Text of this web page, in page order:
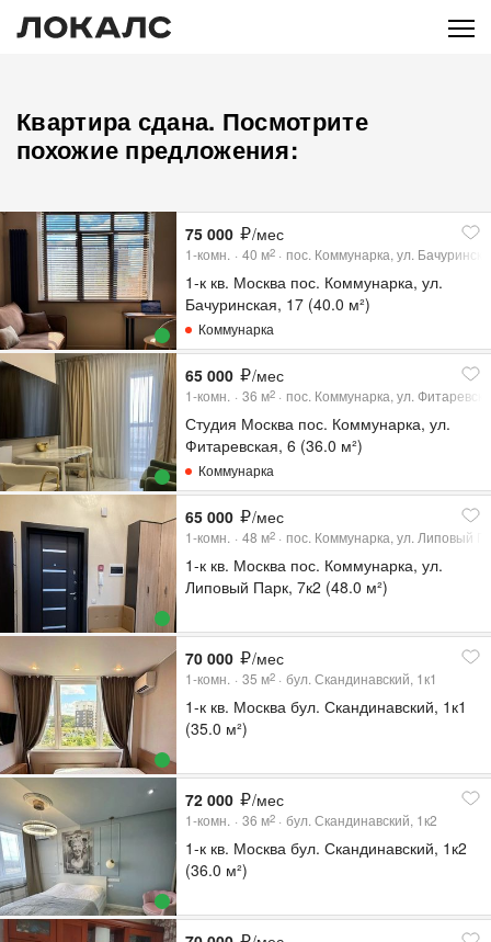
Квартира сдана. Посмотрите
похожие предложения:
75 000 /мес
1-комн. 40 м2 пос. Коммунарка, ул.
1-к кв. Москва пос. Коммунарка, ул.
Бачуринская, 17 (40.0 м²)
Коммунарка
65 000 /мес
1-комн. 36 м2 пос. Коммунарка, ул.
Студия Москва пос. Коммунарка, ул.
Фитаревская, 6 (36.0 м²)
Коммунарка
65 000 /мес
1-комн. 48 м2 пос. Коммунарка, ул. Липовый
1-к кв. Москва пос. Коммунарка, ул.
Липовый Парк, 7к2 (48.0 м²)
70 000 /мес
1-комн. 35 м2 бул. Скандинавский, 1к1
1-к кв. Москва бул. Скандинавский, 1к1
(35.0 м²)
72 000 /мес
1-комн. 36 м2 бул. Скандинавский, 1к2
1-к кв. Москва бул. Скандинавский, 1к2
(36.0 м²)